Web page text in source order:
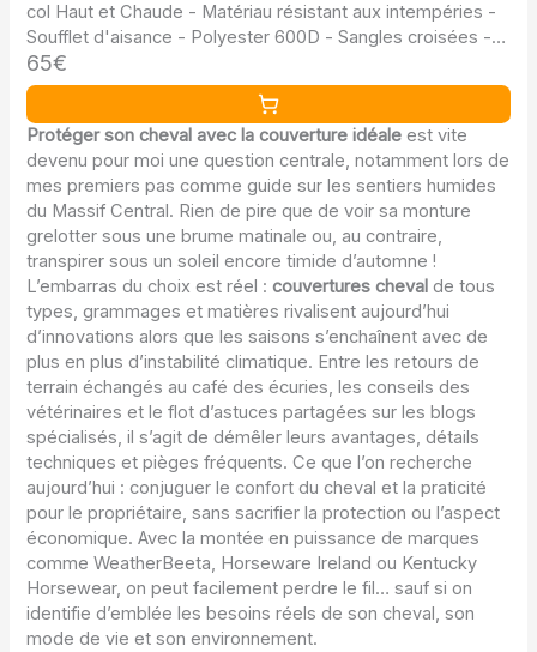
col Haut et Chaude - Matériau résistant aux intempéries -
Soufflet d'aisance - Polyester 600D - Sangles croisées -
Lacets de Queue et de Jambe
65€
Protéger son cheval avec la couverture idéale est vite
devenu pour moi une question centrale, notamment lors de
mes premiers pas comme guide sur les sentiers humides
du Massif Central. Rien de pire que de voir sa monture
grelotter sous une brume matinale ou, au contraire,
transpirer sous un soleil encore timide d’automne !
L’embarras du choix est réel :couvertures cheval de tous
types, grammages et matières rivalisent aujourd’hui
d’innovations alors que les saisons s’enchaînent avec de
plus en plus d’instabilité climatique. Entre les retours de
terrain échangés au café des écuries, les conseils des
vétérinaires et le flot d’astuces partagées sur les blogs
spécialisés, il s’agit de démêler leurs avantages, détails
techniques et pièges fréquents. Ce que l’on recherche
aujourd’hui : conjuguer le confort du cheval et la praticité
pour le propriétaire, sans sacrifier la protection ou l’aspect
économique. Avec la montée en puissance de marques
comme WeatherBeeta, Horseware Ireland ou Kentucky
Horsewear, on peut facilement perdre le fil… sauf si on
identifie d’emblée les besoins réels de son cheval, son
mode de vie et son environnement.